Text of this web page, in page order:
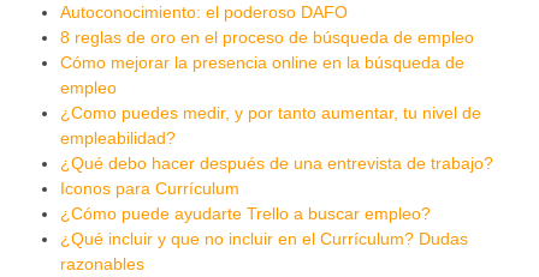
Autoconocimiento: el poderoso DAFO
8 reglas de oro en el proceso de búsqueda de empleo
Cómo mejorar la presencia online en la búsqueda de
empleo
¿Como puedes medir, y por tanto aumentar, tu nivel de
empleabilidad?
¿Qué debo hacer después de una entrevista de trabajo?
Iconos para Currículum
¿Cómo puede ayudarte Trello a buscar empleo?
¿Qué incluir y que no incluir en el Currículum? Dudas
razonables